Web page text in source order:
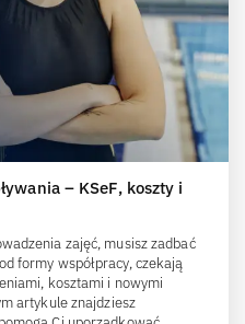
– KSeF, koszty i
zajęć, musisz zadbać
formy współpracy, czekają
kosztami i nowymi
artykule znajdziesz